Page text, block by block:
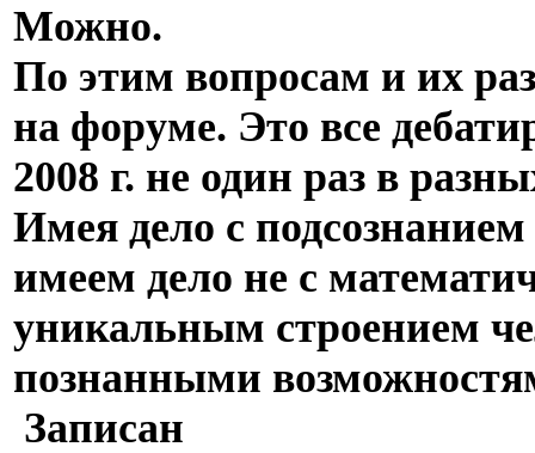
Можно.
По этим вопросам и их
на форуме. Это все
2008 г. не один раз в
Имея дело с
имеем дело не с
уникальным строением
познанными
Записан